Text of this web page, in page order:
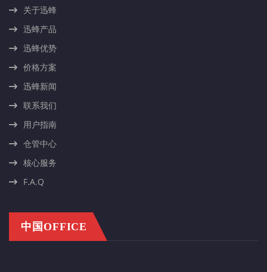
关于迅蜂
迅蜂产品
迅蜂优势
价格方案
迅蜂新闻
联系我们
用户指南
仓管中心
核心服务
F.A.Q
中国OFFICE